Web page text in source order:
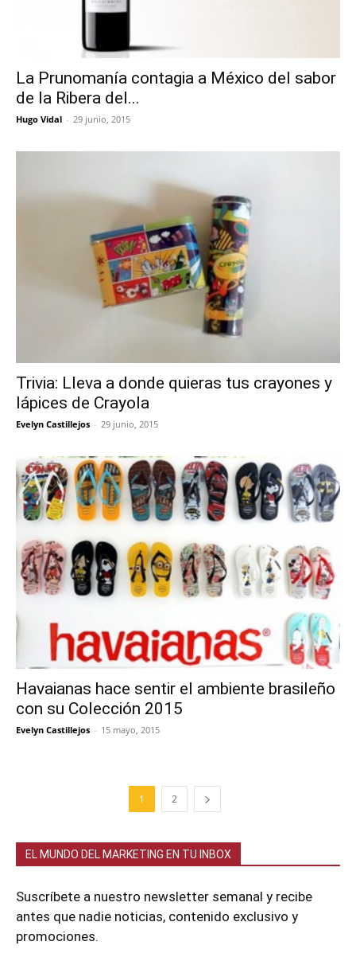
La Prunomanía contagia a México del sabor
de la Ribera del...
Hugo Vidal - 29 junio, 2015
Trivia: Lleva a donde quieras tus crayones y
lápices de Crayola
Evelyn Castillejos - 29 junio, 2015
Havaianas hace sentir el ambiente brasileño
con su Colección 2015
Evelyn Castillejos - 15 mayo, 2015
1 2
EL MUNDO DEL MARKETING EN TU INBOX
Suscríbete a nuestro newsletter semanal y recibe
antes que nadie noticias, contenido exclusivo y
promociones.